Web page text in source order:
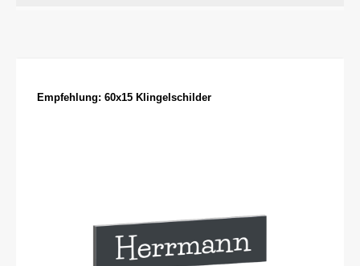
Produktgalerie überspringen
Empfehlung: 60x15 Klingelschilder